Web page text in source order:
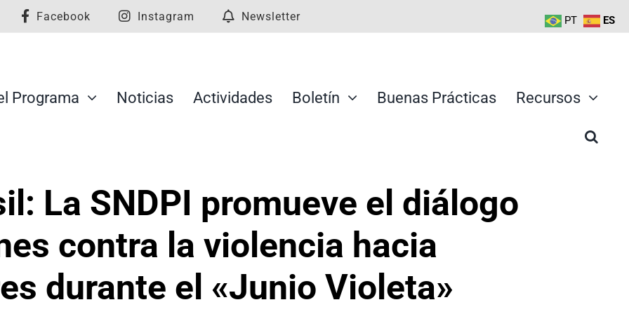
Facebook Instagram Newsletter
Programa Noticias Actividades Boletín Buenas Prácticas Recursos
La SNDPI promueve el diálogo
contra la violencia hacia
durante el «Junio Violeta»
PT ES